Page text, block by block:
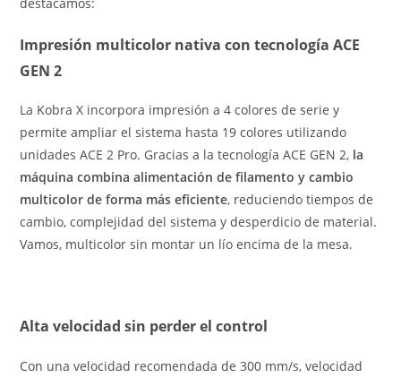
Impresión multicolor nativa con tecnología ACE
GEN 2
La Kobra X incorpora impresión a 4 colores de serie y
permite ampliar el sistema hasta 19 colores utilizando
unidades ACE 2 Pro. Gracias a la tecnología ACE GEN 2, la
máquina combina alimentación de filamento y cambio
multicolor de forma más eficiente, reduciendo tiempos de
cambio, complejidad del sistema y desperdicio de material.
Vamos, multicolor sin montar un lío encima de la mesa.
Alta velocidad sin perder el control
Con una velocidad recomendada de 300 mm/s, velocidad